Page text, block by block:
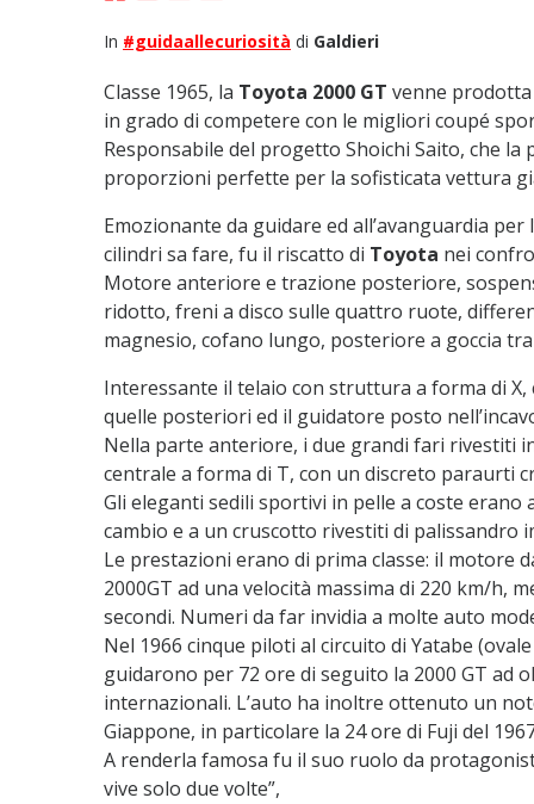
In #guidaallecuriosità di Galdieri
Classe 1965, la Toyota 2000 GT venne prodotta
in grado di competere con le migliori coupé
Responsabile del progetto Shoichi Saito, che la
proporzioni perfette per la sofisticata vettura
Emozionante da guidare ed all’avanguardia
cilindri sa fare, fu il riscatto di Toyota nei
Motore anteriore e trazione posteriore,
ridotto, freni a disco sulle quattro ruote,
magnesio, cofano lungo, posteriore a goccia
Interessante il telaio con struttura a forma di
quelle posteriori ed il guidatore posto
Nella parte anteriore, i due grandi fari rivestiti
centrale a forma di T, con un discreto paraurti
Gli eleganti sedili sportivi in pelle a coste
cambio e a un cruscotto rivestiti di palissandro
Le prestazioni erano di prima classe: il motore
2000GT ad una velocità massima di 220 km/h,
secondi. Numeri da far invidia a molte auto
Nel 1966 cinque piloti al circuito di Yatabe
guidarono per 72 ore di seguito la 2000 GT ad
internazionali. L’auto ha inoltre ottenuto un
Giappone, in particolare la 24 ore di Fuji del
A renderla famosa fu il suo ruolo da
vive solo due volte”,